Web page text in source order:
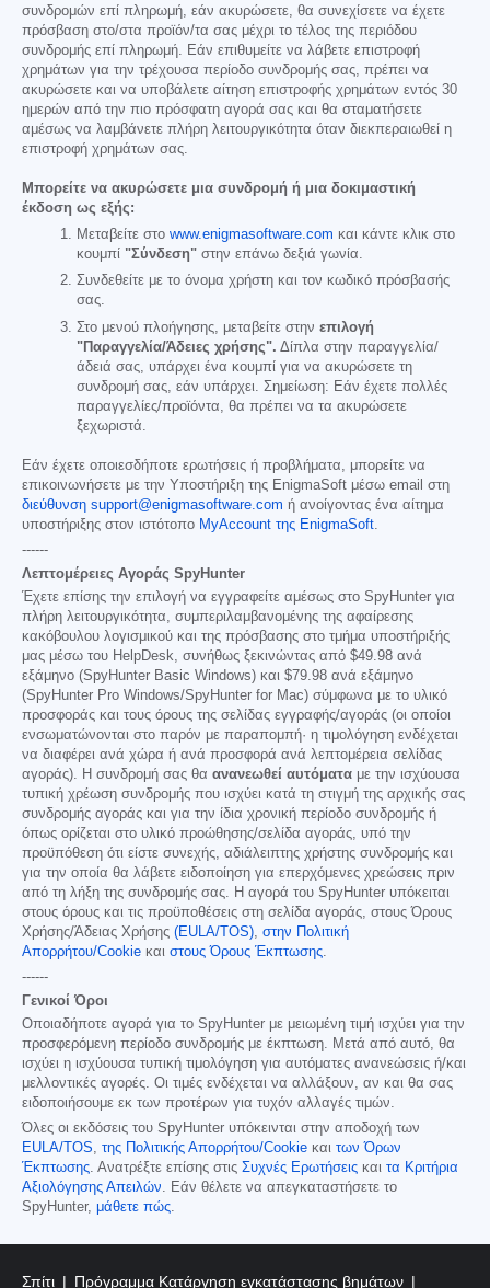
συνδρομών επί πληρωμή, εάν ακυρώσετε, θα συνεχίσετε να έχετε
πρόσβαση στο/στα προϊόν/τα σας μέχρι το τέλος της περιόδου
συνδρομής επί πληρωμή. Εάν επιθυμείτε να λάβετε επιστροφή
χρημάτων για την τρέχουσα περίοδο συνδρομής σας, πρέπει να
ακυρώσετε και να υποβάλετε αίτηση επιστροφής χρημάτων εντός 30
ημερών από την πιο πρόσφατη αγορά σας και θα σταματήσετε
αμέσως να λαμβάνετε πλήρη λειτουργικότητα όταν διεκπεραιωθεί η
επιστροφή χρημάτων σας.
Μπορείτε να ακυρώσετε μια συνδρομή ή μια δοκιμαστική
έκδοση ως εξής:
Μεταβείτε στο www.enigmasoftware.com και κάντε κλικ στο
κουμπί "Σύνδεση" στην επάνω δεξιά γωνία.
Συνδεθείτε με το όνομα χρήστη και τον κωδικό πρόσβασής
σας.
Στο μενού πλοήγησης, μεταβείτε στην επιλογή
"Παραγγελία/Άδειες χρήσης". Δίπλα στην παραγγελία/
άδειά σας, υπάρχει ένα κουμπί για να ακυρώσετε τη
συνδρομή σας, εάν υπάρχει. Σημείωση: Εάν έχετε πολλές
παραγγελίες/προϊόντα, θα πρέπει να τα ακυρώσετε
ξεχωριστά.
Εάν έχετε οποιεσδήποτε ερωτήσεις ή προβλήματα, μπορείτε να
επικοινωνήσετε με την Υποστήριξη της EnigmaSoft μέσω email στη
διεύθυνση support@enigmasoftware.com ή ανοίγοντας ένα αίτημα
υποστήριξης στον ιστότοπο MyAccount της EnigmaSoft
------
Λεπτομέρειες Αγοράς SpyHunter
Έχετε επίσης την επιλογή να εγγραφείτε αμέσως στο SpyHunter για
πλήρη λειτουργικότητα, συμπεριλαμβανομένης της αφαίρεσης
κακόβουλου λογισμικού και της πρόσβασης στο τμήμα υποστήριξής
μας μέσω του HelpDesk, συνήθως ξεκινώντας από $49.98 ανά
εξάμηνο (SpyHunter Basic Windows) και $79.98 ανά εξάμηνο
(SpyHunter Pro Windows/SpyHunter for Mac) σύμφωνα με το υλικό
προσφοράς και τους όρους της σελίδας εγγραφής/αγοράς (οι οποίοι
ενσωματώνονται στο παρόν με παραπομπή· η τιμολόγηση ενδέχεται
να διαφέρει ανά χώρα ή ανά προσφορά ανά λεπτομέρεια σελίδας
αγοράς). Η συνδρομή σας θα ανανεωθεί αυτόματα με την ισχύουσα
τυπική χρέωση συνδρομής που ισχύει κατά τη στιγμή της αρχικής σας
συνδρομής αγοράς και για την ίδια χρονική περίοδο συνδρομής ή
όπως ορίζεται στο υλικό προώθησης/σελίδα αγοράς, υπό την
προϋπόθεση ότι είστε συνεχής, αδιάλειπτης χρήστης συνδρομής και
για την οποία θα λάβετε ειδοποίηση για επερχόμενες χρεώσεις πριν
από τη λήξη της συνδρομής σας. Η αγορά του SpyHunter υπόκειται
στους όρους και τις προϋποθέσεις στη σελίδα αγοράς, στους Όρους
Χρήσης/Άδειας Χρήσης (EULA/TOS) στην Πολιτική
Απορρήτου/Cookie και στους Όρους Έκπτωσης
------
Γενικοί Όροι
Οποιαδήποτε αγορά για το SpyHunter με μειωμένη τιμή ισχύει για την
προσφερόμενη περίοδο συνδρομής με έκπτωση. Μετά από αυτό, θα
ισχύει η ισχύουσα τυπική τιμολόγηση για αυτόματες ανανεώσεις ή/και
μελλοντικές αγορές. Οι τιμές ενδέχεται να αλλάξουν, αν και θα σας
ειδοποιήσουμε εκ των προτέρων για τυχόν αλλαγές τιμών.
Όλες οι εκδόσεις του SpyHunter υπόκεινται στην αποδοχή των
EULA/TOS
της Πολιτικής Απορρήτου/Cookie και των Όρων
Έκπτωσης . Ανατρέξτε επίσης στις Συχνές Ερωτήσεις και τα Κριτήρια
Αξιολόγησης Απειλών . Εάν θέλετε να απεγκαταστήσετε το
SpyHunter, μάθετε πώς
Σπίτι Πρόγραμμα Κατάργηση εγκατάστασης βημάτων